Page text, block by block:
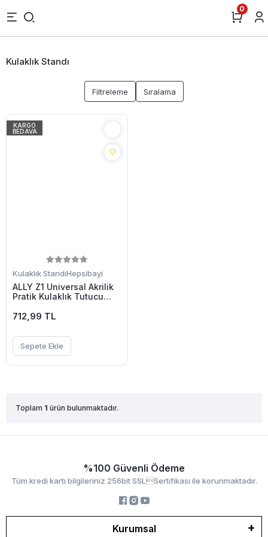
0
Kulaklık Standı
Filtreleme Sıralama
KARGO
BEDAVA
Kulaklık StandıHepsibayi
ALLY Z1 Universal Akrilik
Pratik Kulaklık Tutucu
712,99 TL
Sepete Ekle
Toplam 1 ürün bulunmaktadır.
%100 Güvenli Ödeme
Tüm kredi kartı bilgileriniz 256bit SSLSertifikası ile korunmaktadır.
Kurumsal